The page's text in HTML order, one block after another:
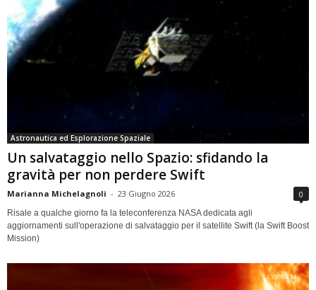
Astronautica ed Esplorazione Spaziale
Un salvataggio nello Spazio: sfidando la
gravità per non perdere Swift
Marianna Michelagnoli - 23 Giugno 2026 0
Risale a qualche giorno fa la teleconferenza NASA dedicata agli
aggiornamenti sull'operazione di salvataggio per il satellite Swift (la Swift Boost
Mission)